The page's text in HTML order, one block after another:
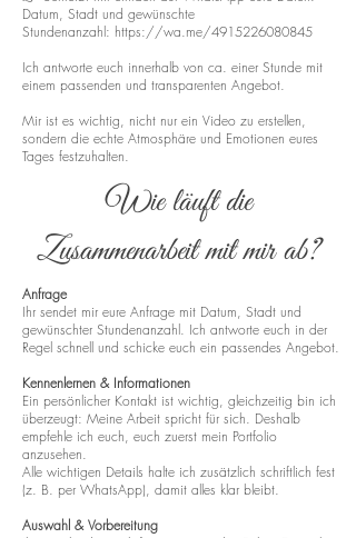
Datum, Stadt und gewünschte
Stundenanzahl: https://wa.me/4915226080845
Ich antworte euch innerhalb von ca. einer Stunde mit
einem passenden und transparenten Angebot.
Mir ist es wichtig, nicht nur ein Video zu erstellen,
sondern die echte Atmosphäre und Emotionen eures
Tages festzuhalten.
Wie läuft die
Zusammenarbeit mit mir ab?
Anfrage
Ihr sendet mir eure Anfrage mit Datum, Stadt und
gewünschter Stundenanzahl. Ich antworte euch in der
Regel schnell und schicke euch ein passendes Angebot.
Kennenlernen & Informationen
Ein persönlicher Kontakt ist wichtig, gleichzeitig bin ich
überzeugt: Meine Arbeit spricht für sich. Deshalb
empfehle ich euch, euch zuerst mein Portfolio
anzusehen.
Alle wichtigen Details halte ich zusätzlich schriftlich fest
(z. B. per WhatsApp), damit alles klar bleibt.
Auswahl & Vorbereitung